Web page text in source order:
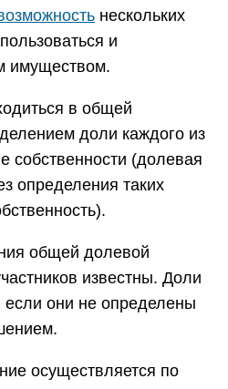
нескольких
и
имуществом.
в общей
доли каждого из
собственности (долевая
определения таких
общей долевой
известны. Доли
они не определены
осуществляется по